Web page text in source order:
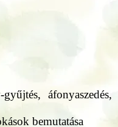
áfonyaszedés,
bemutatása